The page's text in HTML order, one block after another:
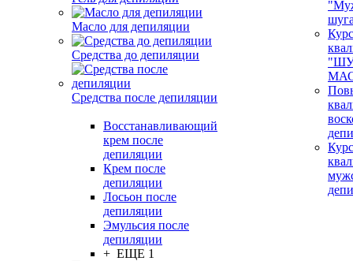
Масло для депиляции
Средства до депиляции
Средства после депиляции
Восстанавливающий
крем после
депиляции
Крем после
депиляции
Лосьон после
депиляции
Эмульсия после
депиляции
+ ЕЩЕ 1